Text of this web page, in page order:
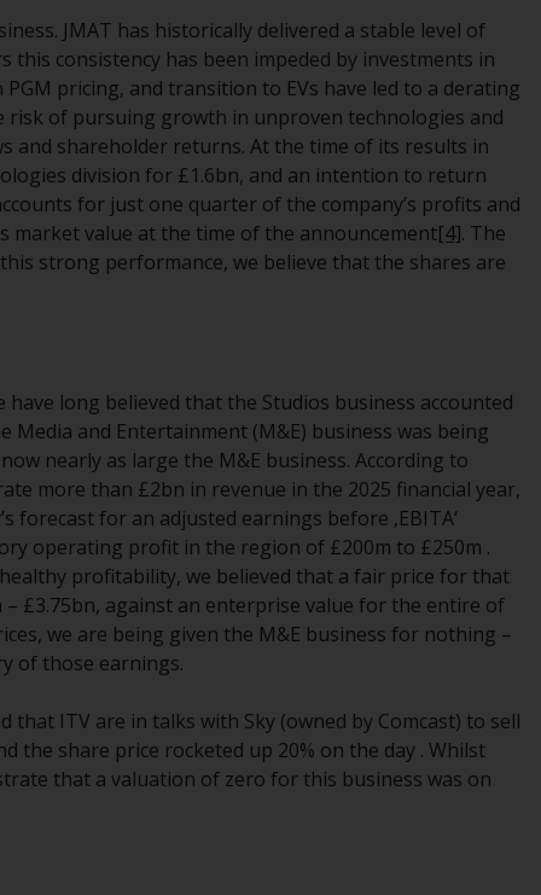
Anlagen in Wertpapieren (UCITS/OGAW)
(Richtlinie 2009/65/EG ) und die Richtlinie
über die Verwalter alternativer
Investmentfonds (Richtlinie 2011/61/EU)
sowie die entsprechenden Regelungen, die
diese Regelungen in britisches Recht
umgesetzt und dann beim Austritt des
Vereinigten Königreichs aus der
Europäischen Union ersetzt haben; es kann
Einschränkungen zu informieren und diese
zu beachten. Auf dieser Website erwähnte
Produkte oder Dienstleistungen sind nur für
den Vertrieb in jenen Gerichtsbarkeiten
bestimmt, in denen und an diejenigen
Personen, denen das Anbieten solcher
Produkte und Dienstleistungen gestattet ist.
Dies ist ein Werbedokument.
JMAT has historically delivered a stable level of
consistency has been impeded by investments in
pricing, and transition to EVs have led to a derating
risk of pursuing growth in unproven technologies and
and shareholder returns. At the time of its results in
division for £1.6bn, and an intention to return
for just one quarter of the company’s profits and
market value at the time of the announcement[4]. The
strong performance, we believe that the shares are
have long believed that the Studios business accounted
and Entertainment (M&E) business was being
nearly as large the M&E business. According to
more than £2bn in revenue in the 2025 financial year,
forecast for an adjusted earnings before ‚EBITA‘
operating profit in the region of £200m to £250m .
profitability, we believed that a fair price for that
£3.75bn, against an enterprise value for the entire of
we are being given the M&E business for nothing –
of those earnings.
ITV are in talks with Sky (owned by Comcast) to sell
the share price rocketed up 20% on the day . Whilst
that a valuation of zero for this business was on